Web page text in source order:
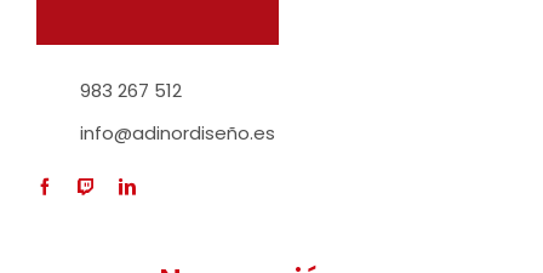
983 267 512
info@adinordiseño.es